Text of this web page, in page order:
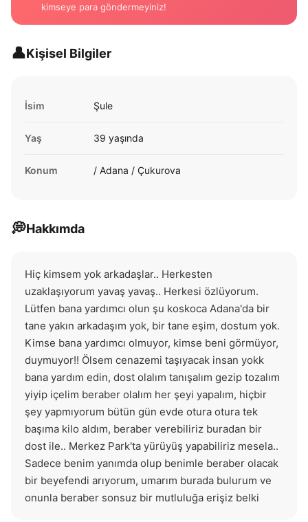
kimseye para göndermeyiniz!
👤Kişisel Bilgiler
İsim Şule
Yaş 39 yaşında
Konum / Adana / Çukurova
💭Hakkımda
Hiç kimsem yok arkadaşlar.. Herkesten
uzaklaşıyorum yavaş yavaş.. Herkesi özlüyorum.
Lütfen bana yardımcı olun şu koskoca Adana'da bir
tane yakın arkadaşım yok, bir tane eşim, dostum yok.
Kimse bana yardımcı olmuyor, kimse beni görmüyor,
duymuyor!! Ölsem cenazemi taşıyacak insan yokk
bana yardım edin, dost olalım tanışalım gezip tozalım
yiyip içelim beraber olalım her şeyi yapalım, hiçbir
şey yapmıyorum bütün gün evde otura otura tek
başıma kilo aldım, beraber verebiliriz buradan bir
dost ile.. Merkez Park'ta yürüyüş yapabiliriz mesela..
Sadece benim yanımda olup benimle beraber olacak
bir beyefendi arıyorum, umarım burada bulurum ve
onunla beraber sonsuz bir mutluluğa erişiz belki